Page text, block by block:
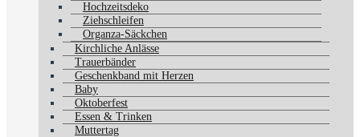
Hochzeitsdeko
Ziehschleifen
Organza-Säckchen
Kirchliche Anlässe
Trauerbänder
Geschenkband mit Herzen
Baby
Oktoberfest
Essen & Trinken
Muttertag